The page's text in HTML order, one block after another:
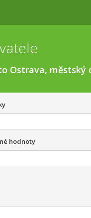
Ostrava, městský
hodnoty